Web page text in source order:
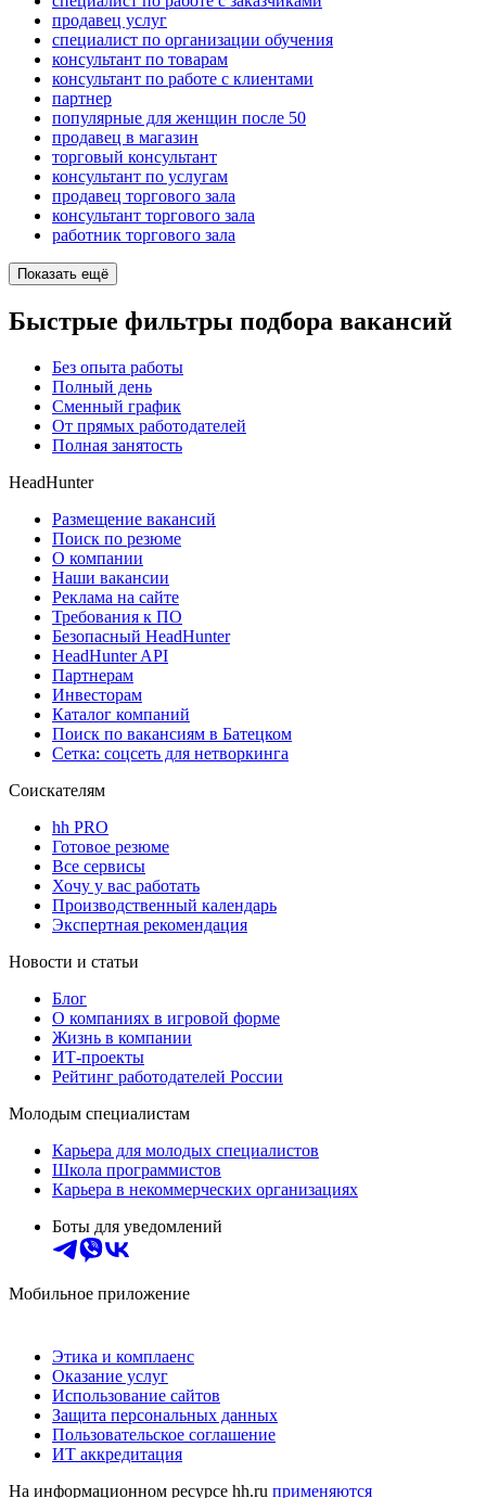
продавец услуг
специалист по организации обучения
консультант по товарам
консультант по работе с клиентами
партнер
популярные для женщин после 50
продавец в магазин
торговый консультант
консультант по услугам
продавец торгового зала
консультант торгового зала
работник торгового зала
Показать ещё
Быстрые фильтры подбора вакансий
Без опыта работы
Полный день
Сменный график
От прямых работодателей
Полная занятость
HeadHunter
Размещение вакансий
Поиск по резюме
О компании
Наши вакансии
Реклама на сайте
Требования к ПО
Безопасный HeadHunter
HeadHunter API
Партнерам
Инвесторам
Каталог компаний
Поиск по вакансиям в Батецком
Сетка: соцсеть для нетворкинга
Соискателям
hh PRO
Готовое резюме
Все сервисы
Хочу у вас работать
Производственный календарь
Экспертная рекомендация
Новости и статьи
Блог
О компаниях в игровой форме
Жизнь в компании
ИТ-проекты
Рейтинг работодателей России
Молодым специалистам
Карьера для молодых специалистов
Школа программистов
Карьера в некоммерческих организациях
Боты для уведомлений
Мобильное приложение
Этика и комплаенс
Оказание услуг
Использование сайтов
Защита персональных данных
Пользовательское соглашение
ИТ аккредитация
На информационном ресурсе hh.ru применяются